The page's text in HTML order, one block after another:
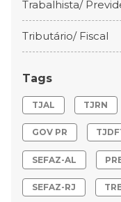
Trabalhista/
Tributário/ Fiscal
Tags
TJAL TJRN
GOV PR
SEFAZ-AL
SEFAZ-RJ